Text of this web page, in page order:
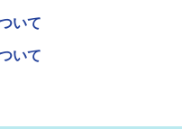
いて
いて